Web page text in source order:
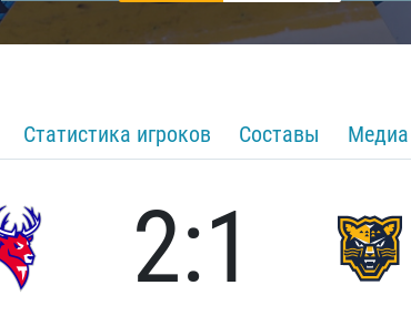
Статистика игроков Составы Медиа
2:1